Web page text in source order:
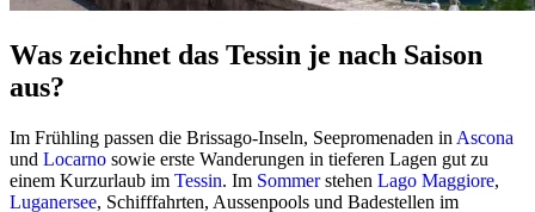
Was zeichnet das Tessin je nach Saison
aus?
Im Frühling passen die Brissago-Inseln, Seepromenaden in Ascona
und Locarno sowie erste Wanderungen in tieferen Lagen gut zu
einem Kurzurlaub im Tessin. Im Sommerstehen Lago Maggiore,
Luganersee, Schifffahrten, Aussenpools und Badestellen im